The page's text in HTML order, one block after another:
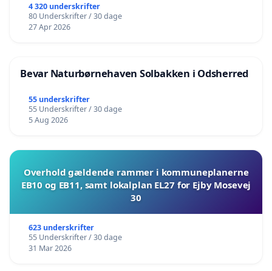
4 320 underskrifter
80 Underskrifter / 30 dage
27 Apr 2026
Bevar Naturbørnehaven Solbakken i Odsherred
55 underskrifter
55 Underskrifter / 30 dage
5 Aug 2026
Overhold gældende rammer i kommuneplanerne
EB10 og EB11, samt lokalplan EL27 for Ejby Mosevej
30
623 underskrifter
55 Underskrifter / 30 dage
31 Mar 2026